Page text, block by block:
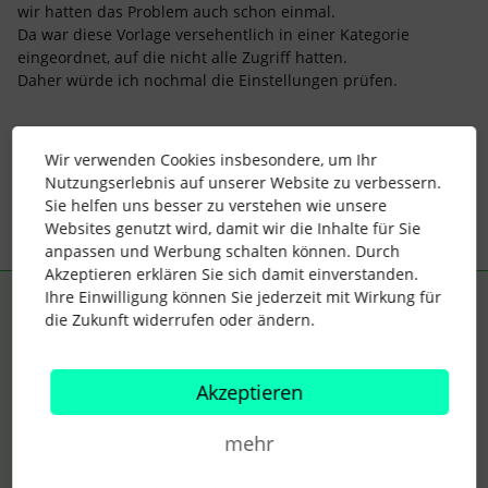
wir hatten das Problem auch schon einmal.
Da war diese Vorlage versehentlich in einer Kategorie
eingeordnet, auf die nicht alle Zugriff hatten.
Daher würde ich nochmal die Einstellungen prüfen.
Katja
Support Zeitmanagement ANTWORT
korrekt erwähnt kann es sich hierbei
um verschiedeneZugriffsrechtehandeln. Sind die
Mitarbeitenden alle in derselbenMitarbeiterrolle
Wir verwenden Cookies insbesondere, um Ihr
Nutzungserlebnis auf unserer Website zu verbessern.
Sie helfen uns besser zu verstehen wie unsere
Websites genutzt wird, damit wir die Inhalte für Sie
anpassen und Werbung schalten können. Durch
Akzeptieren erklären Sie sich damit einverstanden.
Ihre Einwilligung können Sie jederzeit mit Wirkung für
die Zukunft widerrufen oder ändern.
Akzeptieren
mehr